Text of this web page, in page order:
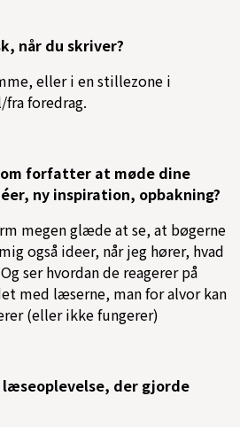
når du skriver?
eller i en stillezone i
foredrag.
forfatter at møde dine
ny inspiration, opbakning?
megen glæde at se, at bøgerne
også ideer, når jeg hører, hvad
ser hvordan de reagerer på
med læserne, man for alvor kan
(eller ikke fungerer)
der gjorde